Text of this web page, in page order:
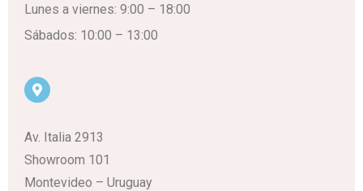
Lunes a viernes: 9:00 – 18:00
Sábados: 10:00 – 13:00
Av. Italia 2913
Showroom 101
Montevideo – Uruguay